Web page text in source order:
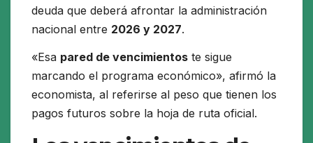
deuda que deberá afrontar la administración
nacional entre 2026 y 2027.
«Esa pared de vencimientos te sigue
marcando el programa económico», afirmó la
economista, al referirse al peso que tienen los
pagos futuros sobre la hoja de ruta oficial.